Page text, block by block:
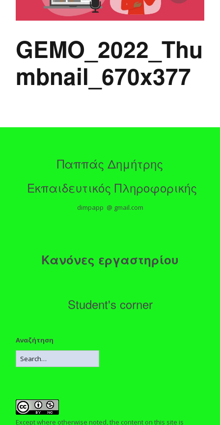
GEMO_2022_Thu
mbnail_670x377
Παππάς Δημήτρης
Εκπαιδευτικός Πληροφορικής
dimpapp @ gmail.com
Κανόνες εργαστηρίου
Student's corner
Αναζήτηση
Except where otherwise noted, the content on this site is